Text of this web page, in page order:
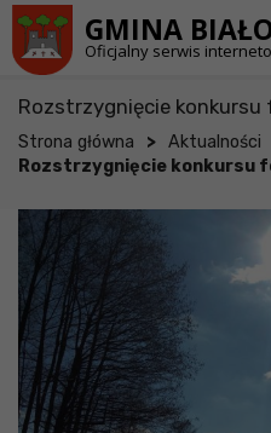
GMINA
Oficjalny serwis
Rozstrzygnięcie
Strona główna > Aktualności
Rozstrzygnięcie konkursu